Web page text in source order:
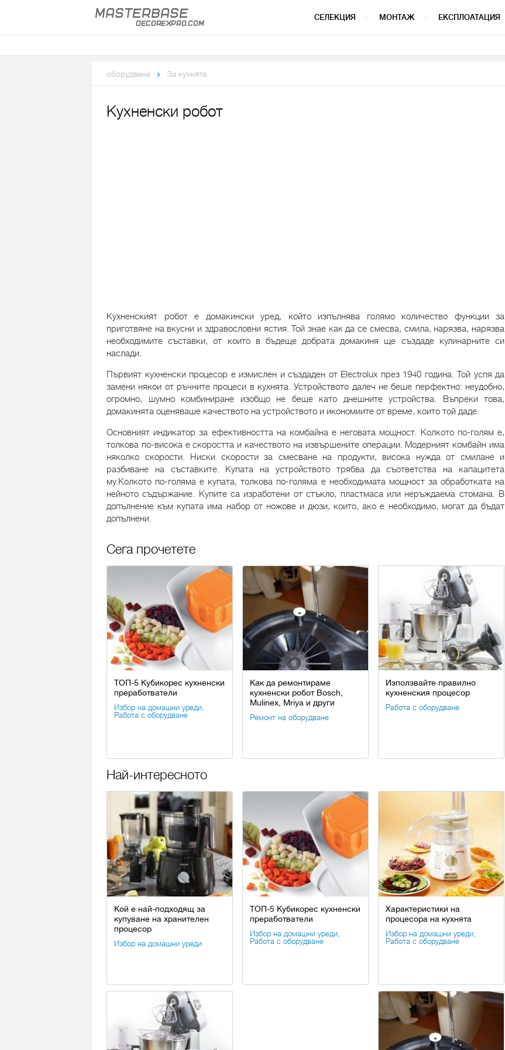
СЕЛЕКЦИЯ МОНТАЖ ЕКСПЛОАТАЦИЯ
оборудване За кухнята
Кухненски робот
Кухненският робот е домакински уред, който изпълнява голямо количество функции за
приготвяне на вкусни и здравословни ястия. Той знае как да се смесва, смила, нарязва, нарязва
необходимите съставки, от които в бъдеще добрата домакиня ще създаде кулинарните си
наслади.
Първият кухненски процесор е измислен и създаден от Electrolux през 1940 година. Той успя да
замени някои от ръчните процеси в кухнята. Устройството далеч не беше перфектно: неудобно,
огромно, шумно комбиниране изобщо не беше като днешните устройства. Въпреки това,
домакинята оценяваше качеството на устройството и икономиите от време, които той даде.
Основният индикатор за ефективността на комбайна е неговата мощност. Колкото по-голям е,
толкова по-висока е скоростта и качеството на извършените операции. Модерният комбайн има
няколко скорости. Ниски скорости за смесване на продукти, висока нужда от смилане и
разбиване на съставките. Купата на устройството трябва да съответства на капацитета
му.Колкото по-голяма е купата, толкова по-голяма е необходимата мощност за обработката на
нейното съдържание. Купите са изработени от стъкло, пластмаса или неръждаема стомана. В
допълнение към купата има набор от ножове и дюзи, които, ако е необходимо, могат да бъдат
допълнени.
Сега прочетете
ТОП-5 Кубикорес кухненски
преработватели
Избор на домашни уреди,
Работа с оборудване
Как да ремонтираме
кухненски робот Bosch,
Mulinex, Mriya и други
Ремонт на оборудване
Използвайте правилно
кухненския процесор
Работа с оборудване
Най-интересното
Кой е най-подходящ за
купуване на хранителен
процесор
Избор на домашни уреди
ТОП-5 Кубикорес кухненски
преработватели
Избор на домашни уреди
Работа с оборудване
Характеристики на
процесора на кухнята
Избор на домашни уреди
Работа с оборудване